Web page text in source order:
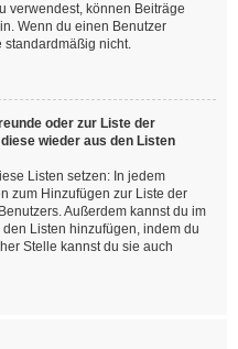
verwendest, können Beiträge
Wenn du einen Benutzer
standardmäßig nicht.
oder zur Liste der
wieder aus den Listen
Listen setzen: In jedem
zum Hinzufügen zur Liste der
Außerdem kannst du im
Listen hinzufügen, indem du
Stelle kannst du sie auch